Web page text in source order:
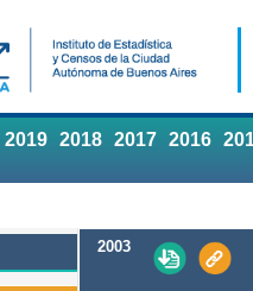
2019 2018 2017 2016
2003